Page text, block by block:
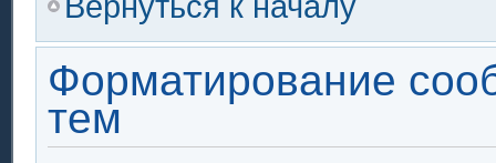
Форматирование
тем